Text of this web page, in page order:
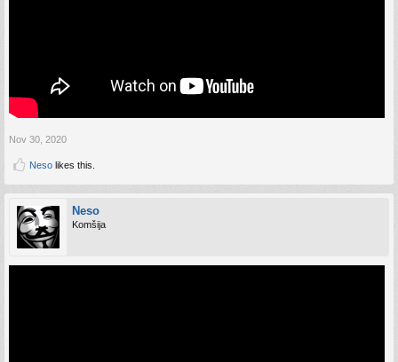
Nov 30, 2020
Neso likes this.
Neso
Komšija